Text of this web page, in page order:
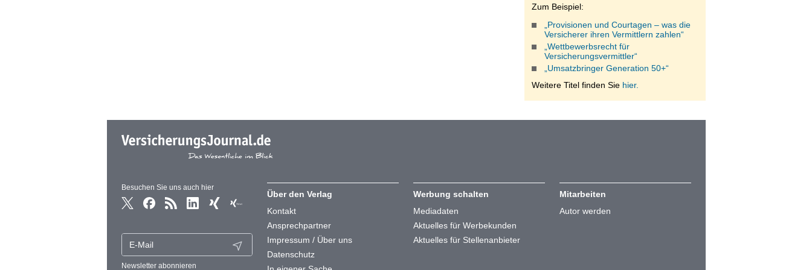
Zum Beispiel:
„Provisionen und Courtagen – was die
Versicherer ihren Vermittlern zahlen“
„Wettbewerbsrecht für
Versicherungsvermittler“
„Umsatzbringer Generation 50+“
Weitere Titel finden Sie hier.
Besuchen Sie uns auch hier
Newsletter abonnieren
Über den Verlag
Kontakt
Ansprechpartner
Impressum / Über uns
Datenschutz
Werbung schalten
Mediadaten
Aktuelles für Werbekunden
Aktuelles für Stellenanbieter
Mitarbeiten
Autor werden